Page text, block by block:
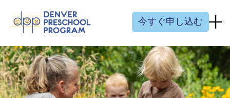
今すぐ申し込む